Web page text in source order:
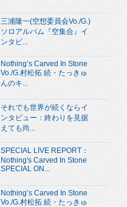
三浦隆一(空想委員会Vo./G.)
ソロアルバム『空集合』イ
ンタビ...
Nothing’s Carved In Stone
Vo./G.村松拓 続・たっきゅ
んのキ...
それでも世界が続くならイ
ンタビュー：終わりを見据
えても尚...
SPECIAL LIVE REPORT：
Nothing's Carved In Stone
SPECIAL ON...
Nothing’s Carved In Stone
Vo./G.村松拓 続・たっきゅ